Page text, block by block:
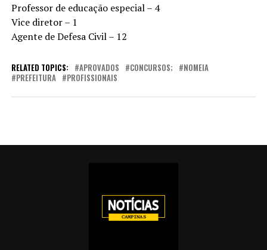
Professor de educação especial – 4
Vice diretor – 1
Agente de Defesa Civil – 12
RELATED TOPICS: APROVADOS CONCURSOS;
NOMEIA
PREFEITURA
PROFISSIONAIS